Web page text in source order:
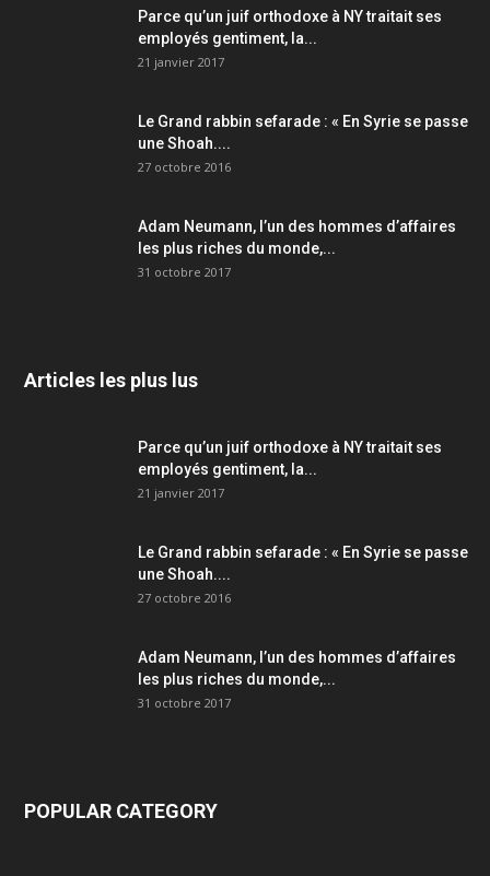
Parce qu’un juif orthodoxe à NY traitait ses
employés gentiment, la...
21 janvier 2017
Le Grand rabbin sefarade : « En Syrie se passe
une Shoah....
27 octobre 2016
Adam Neumann, l’un des hommes d’affaires
les plus riches du monde,...
31 octobre 2017
Articles les plus lus
Parce qu’un juif orthodoxe à NY traitait ses
employés gentiment, la...
21 janvier 2017
Le Grand rabbin sefarade : « En Syrie se passe
une Shoah....
27 octobre 2016
Adam Neumann, l’un des hommes d’affaires
les plus riches du monde,...
31 octobre 2017
POPULAR CATEGORY